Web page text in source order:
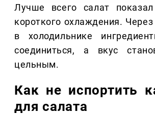
Лучше всего салат
короткого охлаждения.
в холодильнике
соединиться, а вкус
цельным.
Как не испортить
для салата